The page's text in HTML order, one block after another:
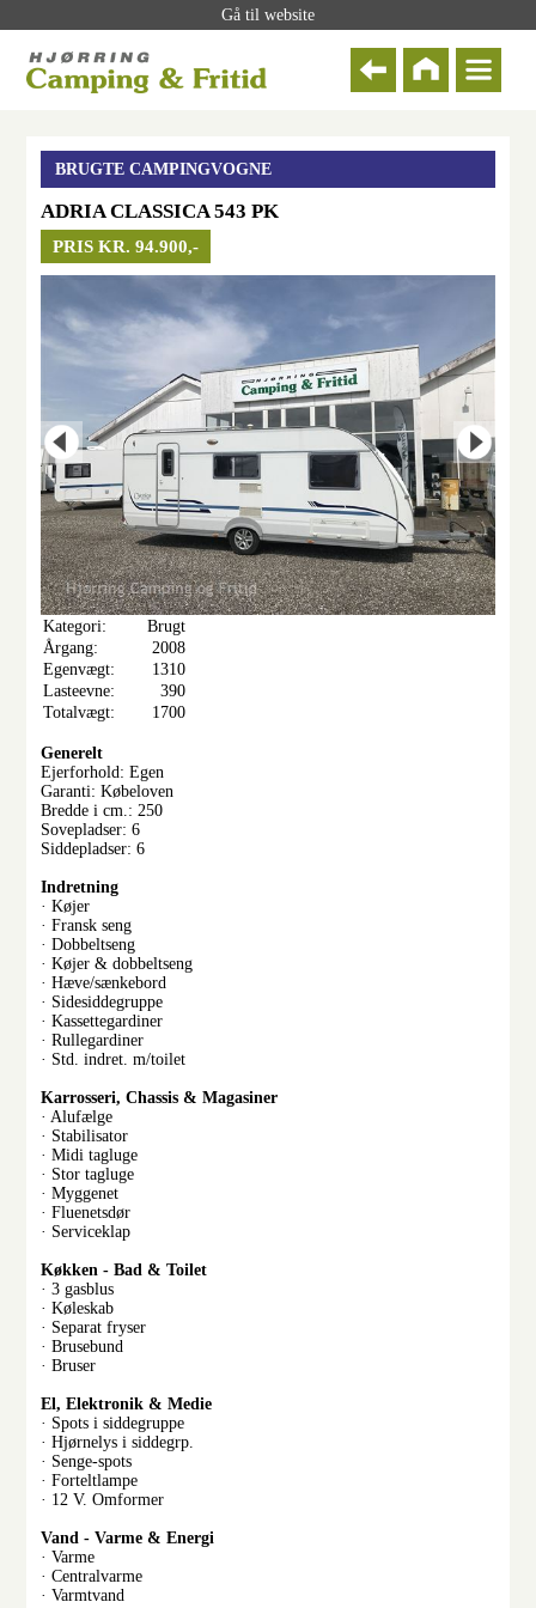
Gå til website
BRUGTE CAMPINGVOGNE
ADRIA CLASSICA 543 PK
PRIS KR. 94.900,-
Kategori:
Brugt
Årgang:
2008
Egenvægt:
1310
Lasteevne:
390
Totalvægt:
1700
Generelt
Ejerforhold: Egen
Garanti: Købeloven
Bredde i cm.: 250
Sovepladser: 6
Siddepladser: 6
Indretning
· Køjer
· Fransk seng
· Dobbeltseng
· Køjer & dobbeltseng
· Hæve/sænkebord
· Sidesiddegruppe
· Kassettegardiner
· Rullegardiner
· Std. indret. m/toilet
Karrosseri, Chassis & Magasiner
· Alufælge
· Stabilisator
· Midi tagluge
· Stor tagluge
· Myggenet
· Fluenetsdør
· Serviceklap
Køkken - Bad & Toilet
· 3 gasblus
· Køleskab
· Separat fryser
· Brusebund
· Bruser
El, Elektronik & Medie
· Spots i siddegruppe
· Hjørnelys i siddegrp.
· Senge-spots
· Forteltlampe
· 12 V. Omformer
Vand - Varme & Energi
· Varme
· Centralvarme
· Varmtvand